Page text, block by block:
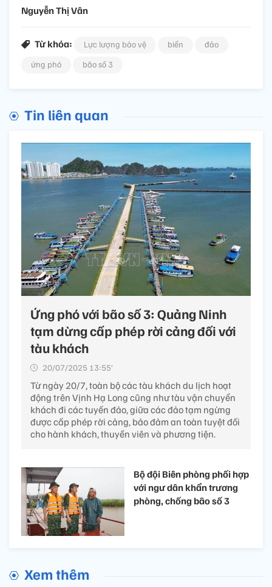
Nguyễn Thị Vân
Từ khóa: Lực lượng bảo vệ biển
đảo
ứng phó
bão số 3
Tin liên quan
Ứng phó với bão số 3: Quảng Ninh
tạm dừng cấp phép rời cảng đối với
tàu khách​
20/07/2025 13:55’
Từ ngày 20/7, toàn bộ các tàu khách du lịch hoạt
động trên Vịnh Hạ Long cũng như tàu vận chuyển
khách đi các tuyến đảo, giữa các đảo tạm ngừng
được cấp phép rời cảng, bảo đảm an toàn tuyệt đối
cho hành khách, thuyền viên và phương tiện.
Bộ đội Biên phòng phối hợp
với ngư dân khẩn trương
phòng, chống bão số 3
Xem thêm